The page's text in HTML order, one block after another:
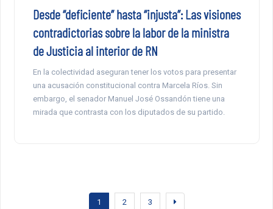
Desde “deficiente” hasta “injusta”: Las visiones
contradictorias sobre la labor de la ministra
de Justicia al interior de RN
En la colectividad aseguran tener los votos para presentar
una acusación constitucional contra Marcela Ríos. Sin
embargo, el senador Manuel José Ossandón tiene una
mirada que contrasta con los diputados de su partido.
1 2 3